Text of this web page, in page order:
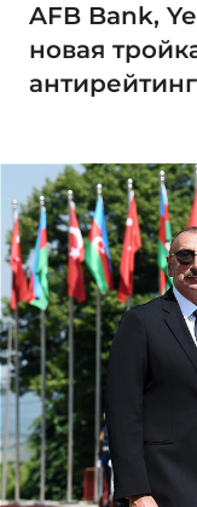
AFB Bank,
новая